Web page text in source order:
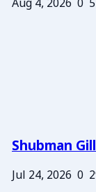
Aug 4, 2026 0 5
Shubman
Jul 24, 2026 0